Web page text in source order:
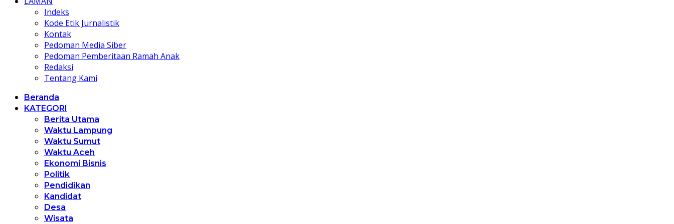
Indeks
Kode Etik Jurnalistik
Kontak
Pedoman Media Siber
Pedoman Pemberitaan Ramah Anak
Redaksi
Tentang Kami
Beranda
KATEGORI
Berita Utama
Waktu Lampung
Waktu Sumut
Waktu Aceh
Ekonomi Bisnis
Politik
Pendidikan
Kandidat
Desa
Wisata